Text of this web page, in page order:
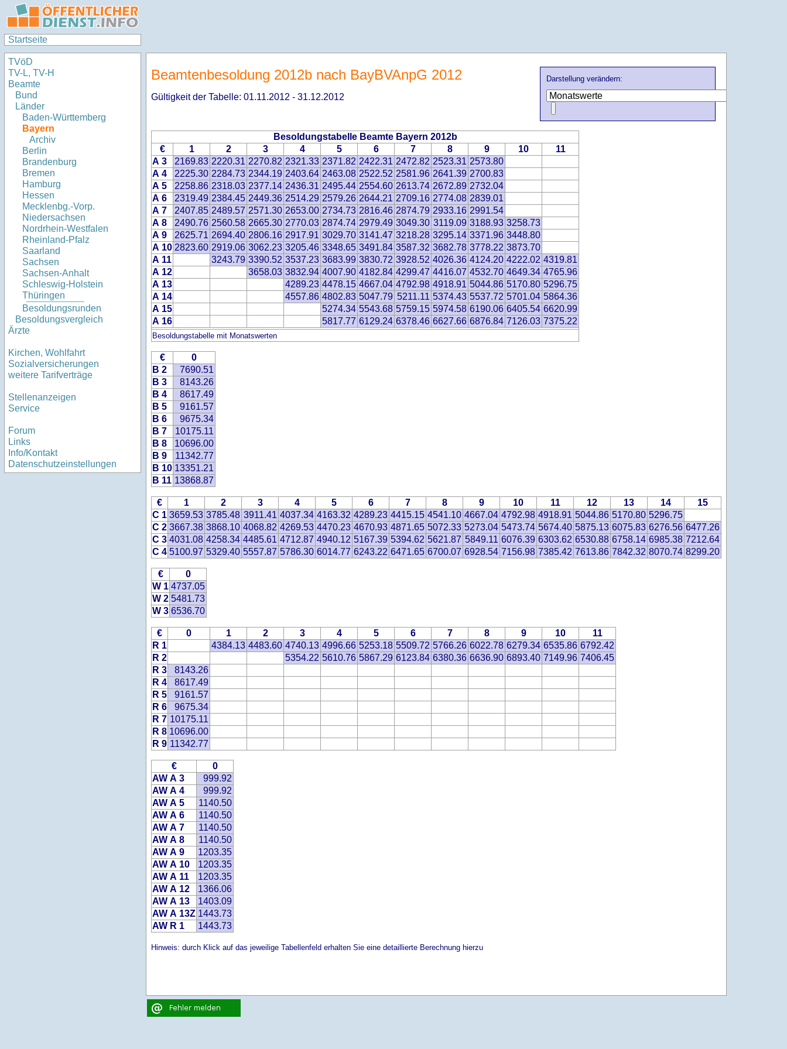
Startseite
TVöD
TV-L, TV-H
Beamte
Bund
Länder
Baden-Württemberg
Bayern
Archiv
Berlin
Brandenburg
Bremen
Hamburg
Hessen
Mecklenbg.-Vorp.
Niedersachsen
Nordrhein-Westfalen
Rheinland-Pfalz
Saarland
Sachsen
Sachsen-Anhalt
Schleswig-Holstein
Thüringen
Besoldungsrunden
Besoldungsvergleich
Ärzte
Kirchen, Wohlfahrt
Sozialversicherungen
weitere Tarifverträge
Stellenanzeigen
Service
Forum
Links
Info/Kontakt
Datenschutzeinstellungen
Darstellung verändern:
Beamtenbesoldung 2012b nach BayBVAnpG 2012
Gültigkeit der Tabelle: 01.11.2012 - 31.12.2012
Besoldungstabelle Beamte Bayern 2012b
€
1 2 3 4 5 6 7 8 9 10
11
A 3
2169.83 2220.31 2270.82 2321.33 2371.82 2422.31 2472.82 2523.31 2573.80
A 4
2225.30 2284.73 2344.19 2403.64 2463.08 2522.52 2581.96 2641.39 2700.83
A 5
2258.86 2318.03 2377.14 2436.31 2495.44 2554.60 2613.74 2672.89 2732.04
A 6
2319.49 2384.45 2449.36 2514.29 2579.26 2644.21 2709.16 2774.08 2839.01
A 7
2407.85 2489.57 2571.30 2653.00 2734.73 2816.46 2874.79 2933.16 2991.54
A 8
2490.76 2560.58 2665.30 2770.03 2874.74 2979.49 3049.30 3119.09 3188.93 3258.73
A 9
2625.71 2694.40 2806.16 2917.91 3029.70 3141.47 3218.28 3295.14 3371.96 3448.80
A 10 2823.60 2919.06 3062.23 3205.46 3348.65 3491.84 3587.32 3682.78 3778.22 3873.70
A 11
3243.79 3390.52 3537.23 3683.99 3830.72 3928.52 4026.36 4124.20 4222.02 4319.81
A 12
3658.03 3832.94 4007.90 4182.84 4299.47 4416.07 4532.70 4649.34 4765.96
A 13
4289.23 4478.15 4667.04 4792.98 4918.91 5044.86 5170.80 5296.75
A 14
4557.86 4802.83 5047.79 5211.11 5374.43 5537.72 5701.04 5864.36
A 15
5274.34 5543.68 5759.15 5974.58 6190.06 6405.54 6620.99
A 16
5817.77 6129.24 6378.46 6627.66 6876.84 7126.03 7375.22
Besoldungstabelle mit Monatswerten
€
0
B 2
7690.51
B 3
8143.26
B 4
8617.49
B 5
9161.57
B 6
9675.34
B 7
10175.11
B 8
10696.00
B 9
11342.77
B 10 13351.21
B 11 13868.87
€ 1 2 3 4 5 6 7 8 9 10 11 12 13 14
15
C 1 3659.53 3785.48 3911.41 4037.34 4163.32 4289.23 4415.15 4541.10 4667.04 4792.98 4918.91 5044.86 5170.80 5296.75
C 2 3667.38 3868.10 4068.82 4269.53 4470.23 4670.93 4871.65 5072.33 5273.04 5473.74 5674.40 5875.13 6075.83 6276.56 6477.26
C 3 4031.08 4258.34 4485.61 4712.87 4940.12 5167.39 5394.62 5621.87 5849.11 6076.39 6303.62 6530.88 6758.14 6985.38 7212.64
C 4 5100.97 5329.40 5557.87 5786.30 6014.77 6243.22 6471.65 6700.07 6928.54 7156.98 7385.42 7613.86 7842.32 8070.74 8299.20
€
0
W 1 4737.05
W 2 5481.73
W 3 6536.70
€ 0 1 2 3 4 5 6 7 8 9 10
11
R 1
4384.13 4483.60 4740.13 4996.66 5253.18 5509.72 5766.26 6022.78 6279.34 6535.86 6792.42
R 2
5354.22 5610.76 5867.29 6123.84 6380.36 6636.90 6893.40 7149.96 7406.45
R 3
8143.26
R 4
8617.49
R 5
9161.57
R 6
9675.34
R 7 10175.11
R 8 10696.00
R 9 11342.77
€
0
AW A 3
999.92
AW A 4
999.92
AW A 5
1140.50
AW A 6
1140.50
AW A 7
1140.50
AW A 8
1140.50
AW A 9
1203.35
AW A 10
1203.35
AW A 11
1203.35
AW A 12
1366.06
AW A 13
1403.09
AW A 13Z 1443.73
AW R 1
1443.73
Hinweis: durch Klick auf das jeweilige Tabellenfeld erhalten Sie eine detaillierte Berechnung hierzu